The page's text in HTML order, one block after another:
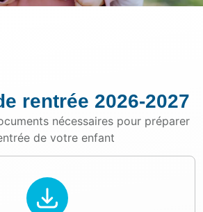
et accessoires pour
les couleurs de
l'établissement
rentrée 2026-2027
nécessaires pour préparer
de votre enfant